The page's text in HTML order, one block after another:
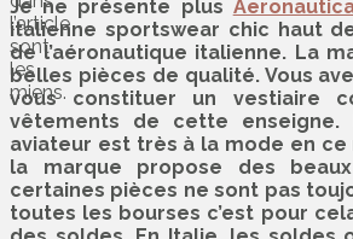
l’article
sont
les
miens.
Je ne présente plus
italienne sportswear chic haut
de l’aéronautique italienne. La
belles pièces de qualité. Vous
vous constituer un vestiaire
vêtements de cette
aviateur est très à la mode en ce
la marque propose des
certaines pièces ne sont pas
toutes les bourses c’est pour